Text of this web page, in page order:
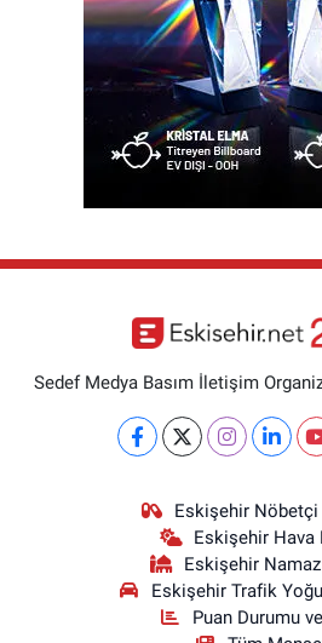
Sedef Medya Basım İletişim
Eskişehir Nöbetçi
Eskişehir Hava
Eskişehir
Eskişehir Trafik
Puan Durumu